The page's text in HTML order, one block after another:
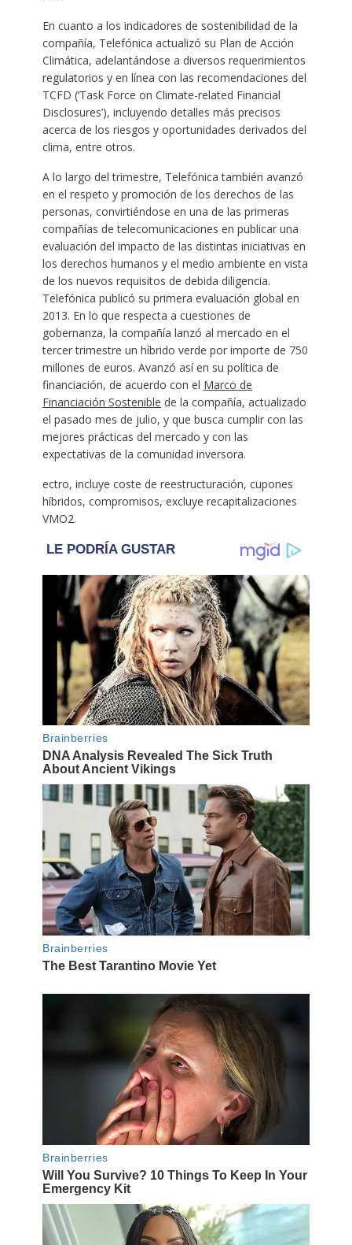
En cuanto a los indicadores de sostenibilidad de la
compañía, Telefónica actualizó su Plan de Acción
Climática, adelantándose a diversos requerimientos
regulatorios y en línea con las recomendaciones del
TCFD (‘Task Force on Climate-related Financial
Disclosures’), incluyendo detalles más precisos
acerca de los riesgos y oportunidades derivados del
clima, entre otros.
A lo largo del trimestre, Telefónica también avanzó
en el respeto y promoción de los derechos de las
personas, convirtiéndose en una de las primeras
compañías de telecomunicaciones en publicar una
evaluación del impacto de las distintas iniciativas en
los derechos humanos y el medio ambiente en vista
de los nuevos requisitos de debida diligencia.
Telefónica publicó su primera evaluación global en
2013. En lo que respecta a cuestiones de
gobernanza, la compañía lanzó al mercado en el
tercer trimestre un híbrido verde por importe de 750
millones de euros. Avanzó así en su política de
financiación, de acuerdo con el Marco de
Financiación Sostenible de la compañía, actualizado
el pasado mes de julio, y que busca cumplir con las
mejores prácticas del mercado y con las
expectativas de la comunidad inversora.
ectro, incluye coste de reestructuración, cupones
híbridos, compromisos, excluye recapitalizaciones
VMO2.